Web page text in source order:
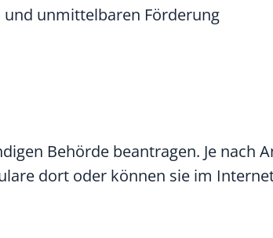
und unmittelbaren Förderung
Behörde beantragen. Je nach
dort oder können sie im